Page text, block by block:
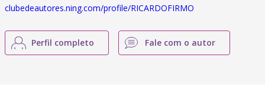
clubedeautores.ning.com/profile/RICARDOFIRMO
Perfil completo Fale com o autor